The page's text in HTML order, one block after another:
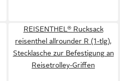
REISENTHEL® Rucksack
reisenthel allrounder R (1-tlg),
Stecklasche zur Befestigung an
Reisetrolley-Griffen